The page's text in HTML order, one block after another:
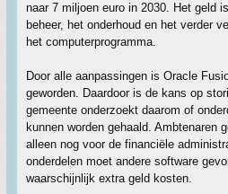
naar 7 miljoen euro in 2030. Het geld
beheer, het onderhoud en het verder
het computerprogramma.
Door alle aanpassingen is Oracle
geworden. Daardoor is de kans op
gemeente onderzoekt daarom of
kunnen worden gehaald. Ambtenaren
alleen nog voor de financiële
onderdelen moet andere software
waarschijnlijk extra geld kosten.